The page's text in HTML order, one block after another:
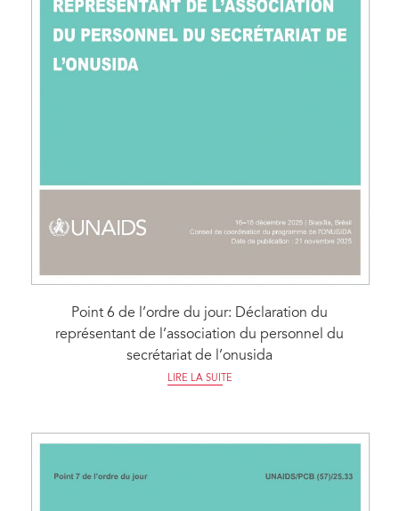
Point 6 de l’ordre du jour: Déclaration du
représentant de l’association du personnel du
secrétariat de l’onusida
LIRE LA SUITE